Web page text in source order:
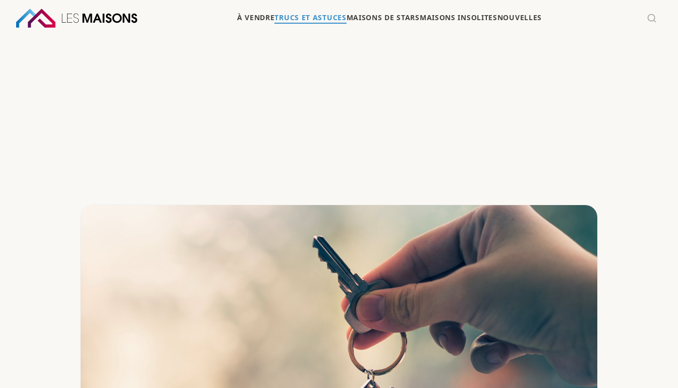
À VENDRETRUCS ET ASTUCESMAISONS DE STARSMAISONS INSOLITESNOUVELLES